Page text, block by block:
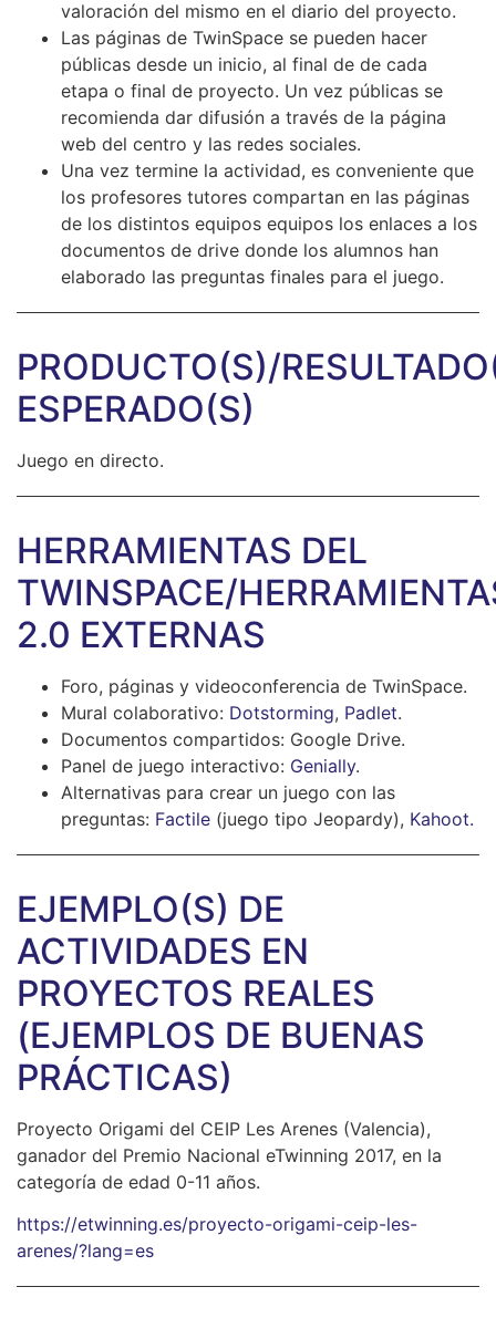
valoración del mismo en el diario del proyecto.
Las páginas de TwinSpace se pueden hacer
públicas desde un inicio, al final de de cada
etapa o final de proyecto. Un vez públicas se
recomienda dar difusión a través de la página
web del centro y las redes sociales.
Una vez termine la actividad, es conveniente que
los profesores tutores compartan en las páginas
de los distintos equipos equipos los enlaces a los
documentos de drive donde los alumnos han
elaborado las preguntas finales para el juego.
PRODUCTO(S)/
ESPERADO(S)
Juego en directo.
HERRAMIENTAS DEL
TWINSPACE/
2.0 EXTERNAS
Foro, páginas y videoconferencia de TwinSpace.
Mural colaborativo: Dotstorming, Padlet.
Documentos compartidos: Google Drive.
Panel de juego interactivo: Genially.
Alternativas para crear un juego con las
preguntas: Factile (juego tipo Jeopardy), Kahoot.
EJEMPLO(S) DE
ACTIVIDADES EN
PROYECTOS REALES
(EJEMPLOS DE BUENAS
PRÁCTICAS)
Proyecto Origami del CEIP Les Arenes (Valencia),
ganador del Premio Nacional eTwinning 2017, en la
categoría de edad 0-11 años.
https://etwinning.es/proyecto-origami-ceip-les-
arenes/?lang=es